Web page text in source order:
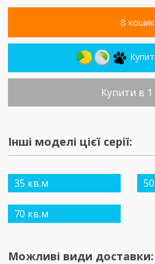
В кошик
Купити в 1
Інші моделі цієї серії:
35 кв.м
70 кв.м
Можливі види доставки: